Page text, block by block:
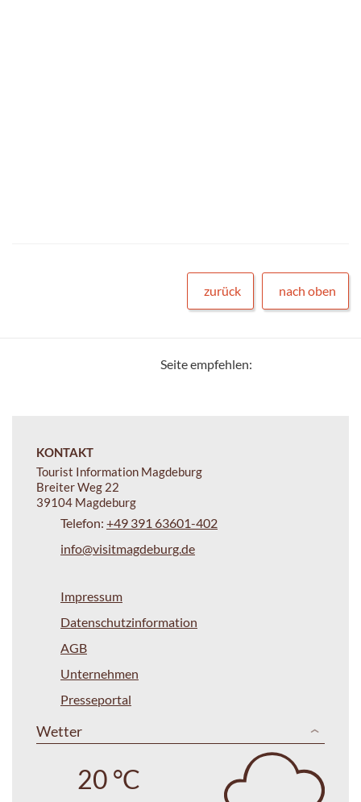
zurück nach oben
Seite empfehlen:
KONTAKT
Tourist Information Magdeburg
Breiter Weg 22
39104 Magdeburg
Telefon: +49 391 63601-402
info@visitmagdeburg.de
Impressum
Datenschutzinformation
AGB
Unternehmen
Presseportal
Wetter
20 °C